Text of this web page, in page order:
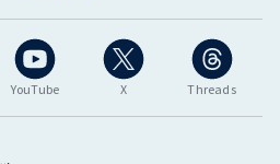
YouTube X Threads